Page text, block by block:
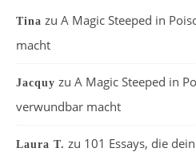
Tina zu A Magic Steeped in
macht
Jacquy zu A Magic Steeped in
verwundbar macht
Laura T. zu 101 Essays, die